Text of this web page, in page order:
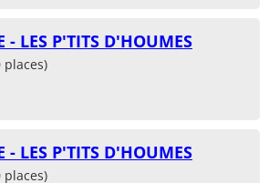
- LES P'TITS D'HOUMES
places)
- LES P'TITS D'HOUMES
places)